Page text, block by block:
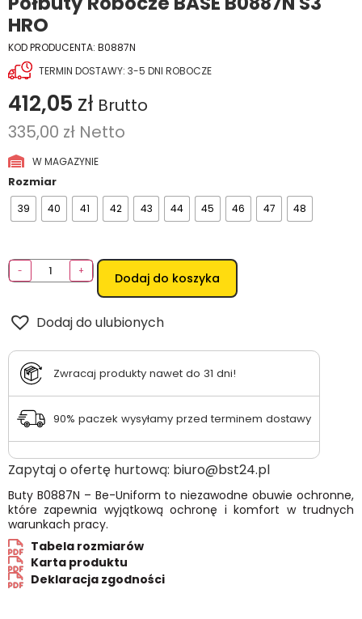
HRO
KOD PRODUCENTA: B0887N
TERMIN DOSTAWY: 3-5 DNI ROBOCZE
412,05 zł Brutto
335,00 zł Netto
W MAGAZYNIE
Rozmiar
39 40 41 42 43 44 45 46 47 48
- + Dodaj do koszyka
Dodaj do ulubionych
Zwracaj produkty nawet do 31 dni!
90% paczek wysyłamy przed terminem dostawy
Zapytaj o ofertę hurtową: biuro@bst24.pl
Buty B0887N – Be-Uniform to niezawodne obuwie ochronne,
które zapewnia wyjątkową ochronę i komfort w trudnych
warunkach pracy.
Tabela rozmiarów
Karta produktu
Deklaracja zgodności